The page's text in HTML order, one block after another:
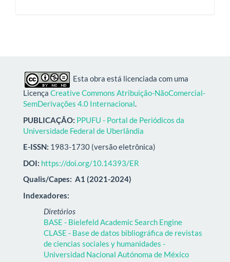
Esta obra está licenciada com uma
Licença Creative Commons Atribuição-NãoComercial-
SemDerivações 4.0 Internacional.
PUBLICAÇÃO: PPUFU - Portal de Periódicos da
Universidade Federal de Uberlândia
E-ISSN: 1983-1730 (versão eletrônica)
DOI: https://doi.org/10.14393/ER
Qualis/Capes: A1 (2021-2024)
Indexadores:
Diretórios
BASE - Bielefeld Academic Search Engine
CLASE - Base de datos bibliográfica de revistas
de ciencias sociales y humanidades -
Universidad Nacional Autónoma de México